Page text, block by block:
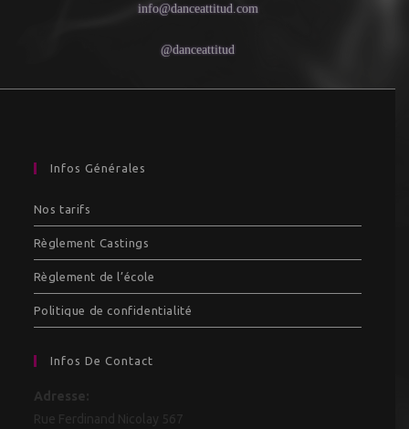
info@danceattitud.com
@danceattitud
Infos Générales
Nos tarifs
Règlement Castings
Règlement de l’école
Politique de confidentialité
Infos De Contact
Adresse:
Rue Ferdinand Nicolay 567